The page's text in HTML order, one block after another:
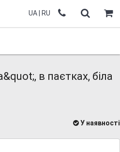
UA RU
в паєтках, біла
У наявності